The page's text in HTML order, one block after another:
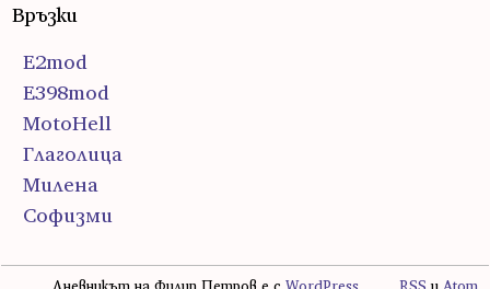
Връзки
E2mod
E398mod
MotoHell
Глаголица
Милена
Софизми